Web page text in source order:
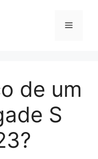
Menu
de um
S